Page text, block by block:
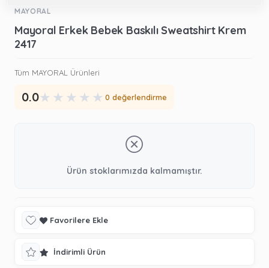
MAYORAL
Mayoral Erkek Bebek Baskılı Sweatshirt Krem
2417
Tüm MAYORAL Ürünleri
0.0★ ★ ★ ★ ★ 0 değerlendirme
Ürün stoklarımızda kalmamıştır.
Favorilere Ekle
İndirimli Ürün